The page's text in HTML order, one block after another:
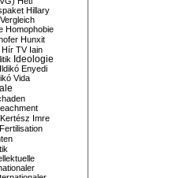
Hillary
Homophobie
Hunxit
Hír TV Iain
Ideologie
Ildikó Enyedi
Vida
Imre